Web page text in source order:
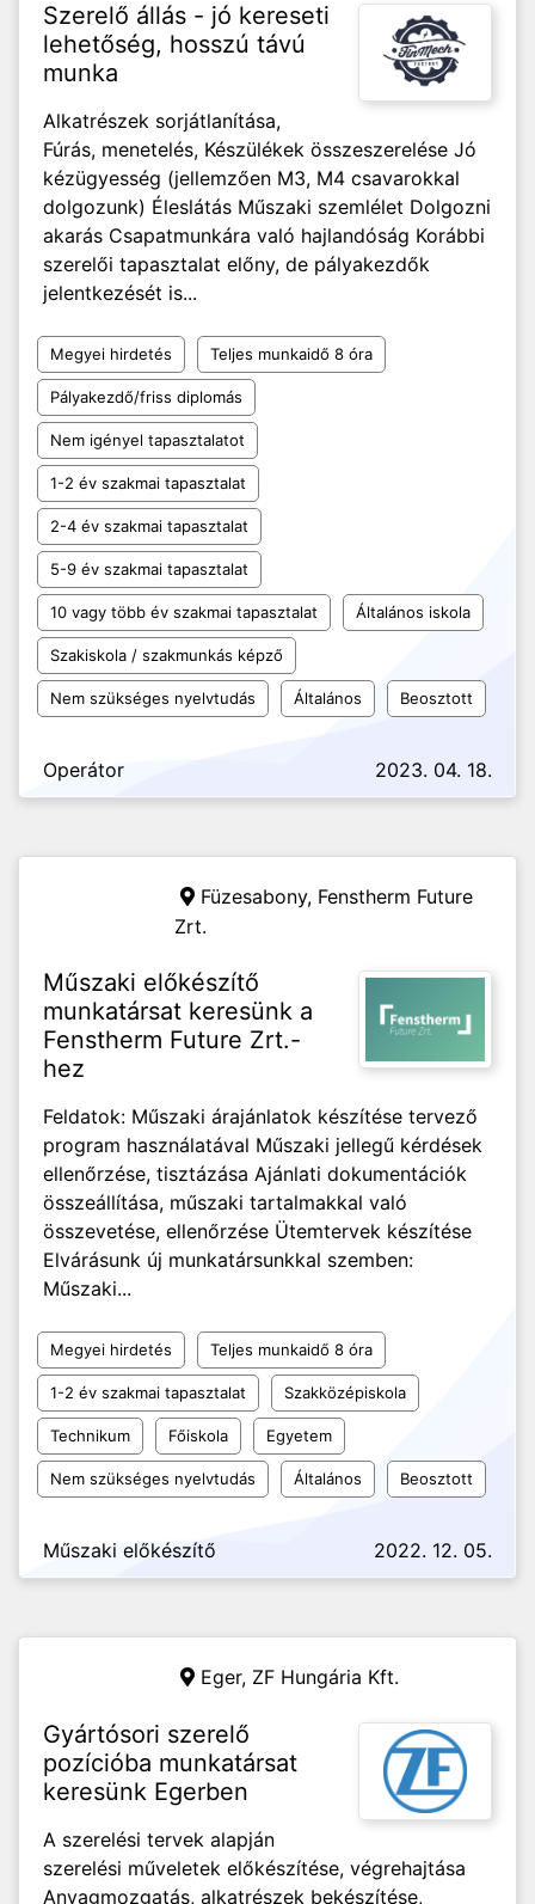
Szerelő állás - jó kereseti
lehetőség, hosszú távú
munka
Alkatrészek sorjátlanítása,
Fúrás, menetelés, Készülékek összeszerelése Jó
kézügyesség (jellemzően M3, M4 csavarokkal
dolgozunk) Éleslátás Műszaki szemlélet Dolgozni
akarás Csapatmunkára való hajlandóság Korábbi
szerelői tapasztalat előny, de pályakezdők
jelentkezését is...
Megyei hirdetés Teljes munkaidő 8 óra
Pályakezdő/friss diplomás
Nem igényel tapasztalatot
1-2 év szakmai tapasztalat
2-4 év szakmai tapasztalat
5-9 év szakmai tapasztalat
10 vagy több év szakmai tapasztalat Általános iskola
Szakiskola / szakmunkás képző
Nem szükséges nyelvtudás Általános Beosztott
Operátor 2023. 04. 18.
Füzesabony, Fenstherm Future
Zrt.
Műszaki előkészítő
munkatársat keresünk a
Fenstherm Future Zrt.-
hez
Feldatok: Műszaki árajánlatok készítése tervező
program használatával Műszaki jellegű kérdések
ellenőrzése, tisztázása Ajánlati dokumentációk
összeállítása, műszaki tartalmakkal való
összevetése, ellenőrzése Ütemtervek készítése
Elvárásunk új munkatársunkkal szemben:
Műszaki...
Megyei hirdetés Teljes munkaidő 8 óra
1-2 év szakmai tapasztalat Szakközépiskola
Technikum Főiskola Egyetem
Nem szükséges nyelvtudás Általános Beosztott
Műszaki előkészítő 2022. 12. 05.
Eger, ZF Hungária Kft.
Gyártósori szerelő
pozícióba munkatársat
keresünk Egerben
A szerelési tervek alapján
szerelési műveletek előkészítése, végrehajtása
Anyagmozgatás, alkatrészek bekészítése,